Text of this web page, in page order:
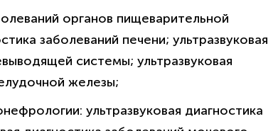
органов пищеварительной
заболеваний печени; ультразвуковая
системы; ультразвуковая
железы;
ультразвуковая диагностика